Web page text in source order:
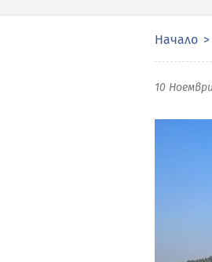
Начало
10